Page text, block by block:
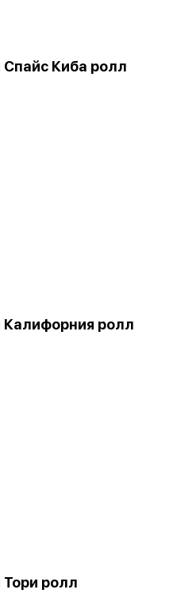
Спайс Киба ролл
Калифорния ролл
Тори ролл